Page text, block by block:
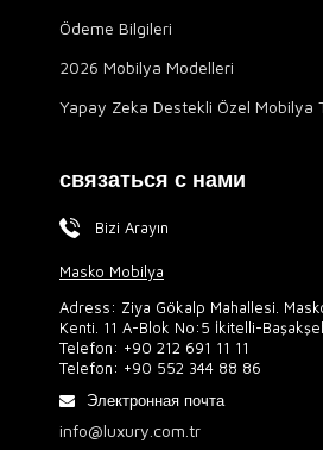
Ödeme Bilgileri
2026 Mobilya Modelleri
Yapay Zeka Destekli Özel Mobilya
связаться с нами
Bizi Arayın
Masko Mobilya
Adress: Ziya Gökalp Mahallesi.
Kenti. 11 A-Blok No:5 İkitelli-
Telefon: +90 212 691 11 11
Telefon: +90 552 344 88 86
Электронная почта
info@luxury.com.tr